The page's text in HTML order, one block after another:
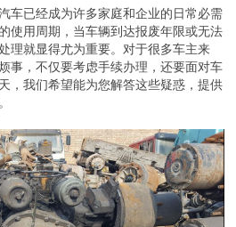
车已经成为许多家庭和企业的日常必需
使用周期，当车辆到达报废年限或无法
理就显得尤为重要。对于很多车主来
事，不仅要考虑手续办理，还要面对车
，我们希望能为您解答这些疑惑，提供